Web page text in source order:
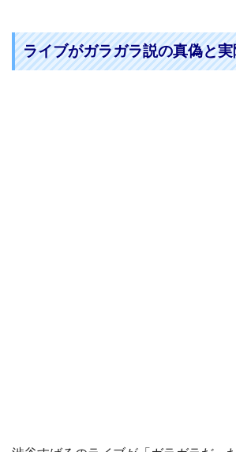
ライブがガラガラ説の真偽と